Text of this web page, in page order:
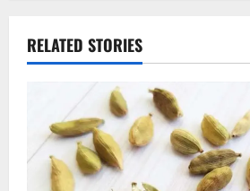
RELATED STORIES